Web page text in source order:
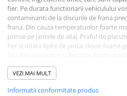
fier. Pe durata functionarii vehiculului
contaminanti de la discurile de frana
frana. Din cauza temperaturilor foarte
prinse pe jantele de aliaj. Praful de
fier si odata lipite de janta, devin foarte
Solutie Curatare Jante Sonax Xtreme,
de spuma folosind un spray spumant
solutia isi schimba culoarea in rosu,
VEZI MAI MULT
Informatii conformitate produs